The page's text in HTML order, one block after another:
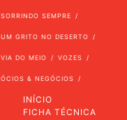
SORRINDO SEMPRE
UM GRITO NO DESERTO
VIA DO MEIO VOZES
ÓCIOS & NEGÓCIOS
INÍCIO
FICHA TÉCNICA